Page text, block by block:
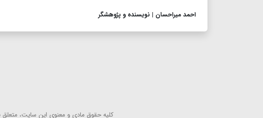
احمد میراحسان | نویسنده و پژوهشگر
كلیه حقوق مادی و معنوی این سایت، متعلق